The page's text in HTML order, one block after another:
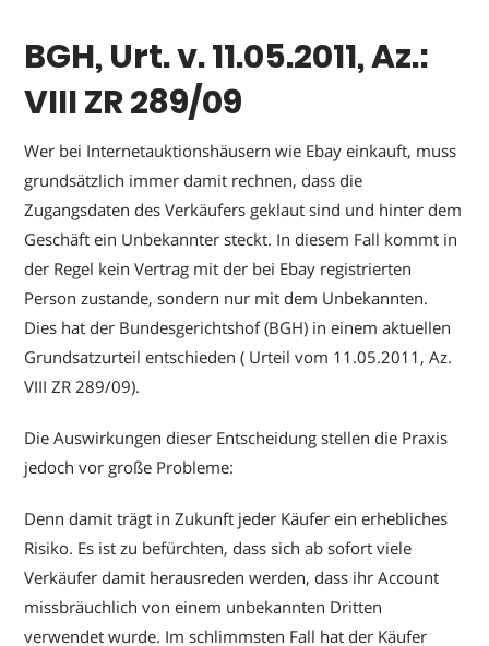
BGH, Urt. v. 11.05.2011, Az.:
VIII ZR 289/09
Wer bei Internetauktionshäusern wie Ebay einkauft, muss
grundsätzlich immer damit rechnen, dass die
Zugangsdaten des Verkäufers geklaut sind und hinter dem
Geschäft ein Unbekannter steckt. In diesem Fall kommt in
der Regel kein Vertrag mit der bei Ebay registrierten
Person zustande, sondern nur mit dem Unbekannten.
Dies hat der Bundesgerichtshof (BGH) in einem aktuellen
Grundsatzurteil entschieden ( Urteil vom 11.05.2011, Az.
VIII ZR 289/09).
Die Auswirkungen dieser Entscheidung stellen die Praxis
jedoch vor große Probleme:
Denn damit trägt in Zukunft jeder Käufer ein erhebliches
Risiko. Es ist zu befürchten, dass sich ab sofort viele
Verkäufer damit herausreden werden, dass ihr Account
missbräuchlich von einem unbekannten Dritten
verwendet wurde. Im schlimmsten Fall hat der Käufer